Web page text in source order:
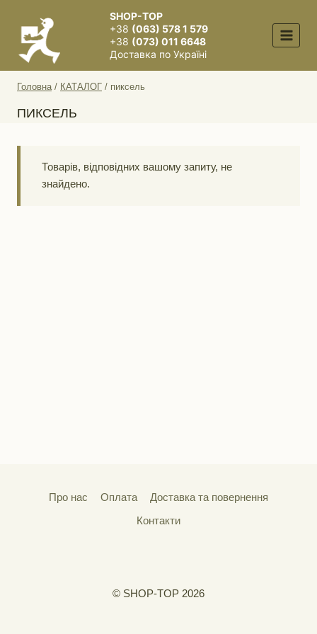
вмісту
SHOP-TOP
+38 (063) 578 1 579
+38 (073) 011 6648
Доставка по Україні
Головна / КАТАЛОГ / пиксель
ПИКСЕЛЬ
Товарів, відповідних вашому запиту, не
знайдено.
Про нас Оплата
Доставка та повернення
Контакти
© SHOP-TOP 2026